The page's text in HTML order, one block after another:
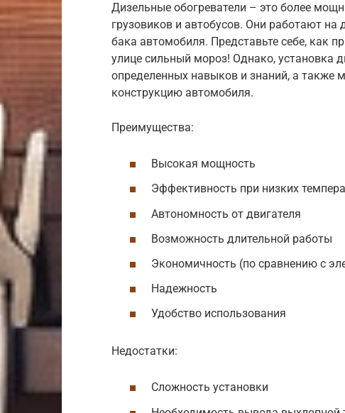
Дизельные обогреватели – это более
грузовиков и автобусов. Они работают на
бака автомобиля. Представьте себе, как
улице сильный мороз! Однако, установка
определенных навыков и знаний, а также
конструкцию автомобиля.
Преимущества:
Высокая мощность
Эффективность при низких
Автономность от двигателя
Возможность длительной работы
Экономичность (по сравнению с
Надежность
Удобство использования
Недостатки:
Сложность установки